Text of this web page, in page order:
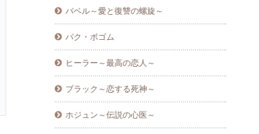
バベル～愛と復讐の螺旋～
パク・ボゴム
ヒーラー～最高の恋人～
ブラック～恋する死神～
ホジュン～伝説の心医～